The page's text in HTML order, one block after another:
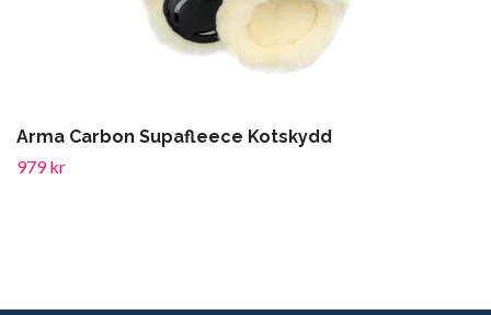
Arma Carbon Supafleece Kotskydd
979 kr